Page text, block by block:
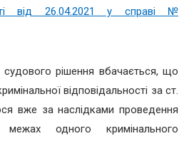
від 26.04.2021 у справі №
судового рішення вбачається, що
відповідальності за ст.
вже за наслідками проведення
одного кримінального